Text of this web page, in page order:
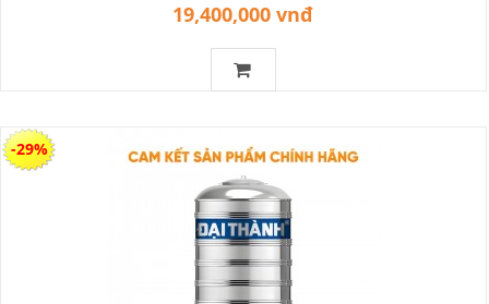
19,400,000 vnđ
-29%